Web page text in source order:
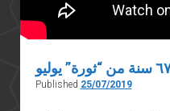
Published 25/07/2019